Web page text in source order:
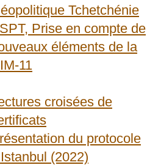
Tchetchénie
Prise en compte de
éléments de la
11
croisées de
du protocole
(2022)